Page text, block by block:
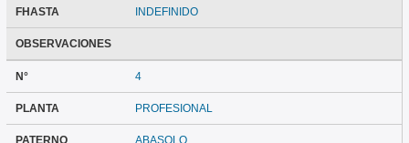
FHASTA INDEFINIDO
OBSERVACIONES
N° 4
PLANTA PROFESIONAL
PATERNO ABASOLO